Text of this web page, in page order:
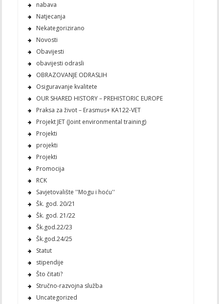
nabava
Natjecanja
Nekategorizirano
Novosti
Obavijesti
obavijesti odrasli
OBRAZOVANJE ODRASLIH
Osiguravanje kvalitete
OUR SHARED HISTORY – PREHISTORIC EUROPE
Praksa za život – Erasmus+ KA122-VET
Projekt JET (Joint environmental training)
Projekti
projekti
Projekti
Promocija
RCK
Savjetovalište ''Mogu i hoću''
Šk. god. 20/21
Šk. god. 21/22
Šk.god.22/23
Šk.god.24/25
Statut
stipendije
Što čitati?
Stručno-razvojna služba
Uncategorized